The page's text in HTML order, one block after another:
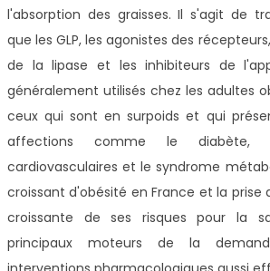
l'absorption des graisses. Il s'agit de
que les GLP, les agonistes des
de la lipase et les inhibiteurs de
généralement utilisés chez les adultes
ceux qui sont en surpoids et qui
affections comme le diabète,
cardiovasculaires et le syndrome
croissant d'obésité en France et la prise
croissante de ses risques pour la
principaux moteurs de la